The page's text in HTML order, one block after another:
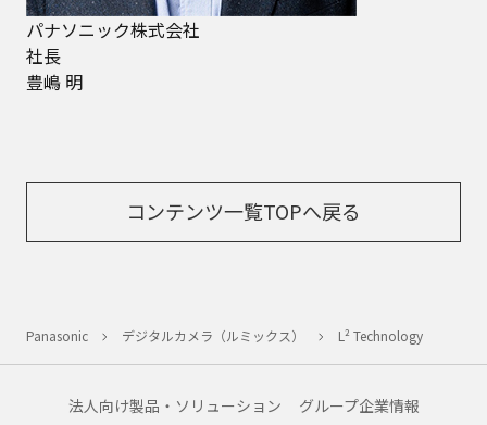
パナソニック株式会社
社長
豊嶋 明
コンテンツ一覧TOPへ戻る
Panasonic デジタルカメラ（ルミックス） L² Technology
法人向け製品・ソリューション グループ企業情報